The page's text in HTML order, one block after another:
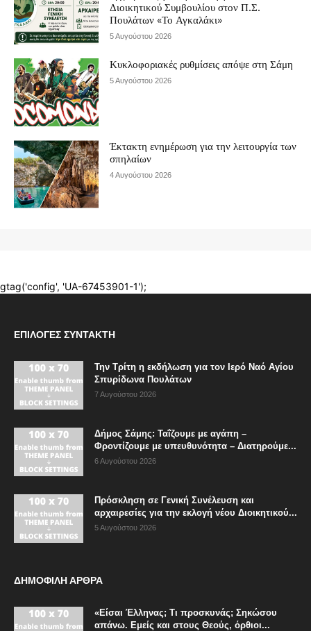
ΕΠΙΛΟΓΈΣ ΣΥΝΤΆΚΤΗ
Την Τρίτη η εκδήλωση για τον Ιερό Ναό Αγίου
Σπυρίδωνα Πουλάτων
7 Αυγούστου 2026
Δήμος Σάμης: Ταΐζουμε με αγάπη –
Φροντίζουμε με υπευθυνότητα – Διατηρούμε...
6 Αυγούστου 2026
Πρόσκληση σε Γενική Συνέλευση και
αρχαιρεσίες για την εκλογή νέου Διοικητικού...
5 Αυγούστου 2026
ΔΗΜΟΦΙΛΗ ΑΡΘΡΑ
«Είσαι Έλληνας; Τι προσκυνάς; Σηκώσου
απάνω. Εμείς και στους Θεούς, όρθιοι...